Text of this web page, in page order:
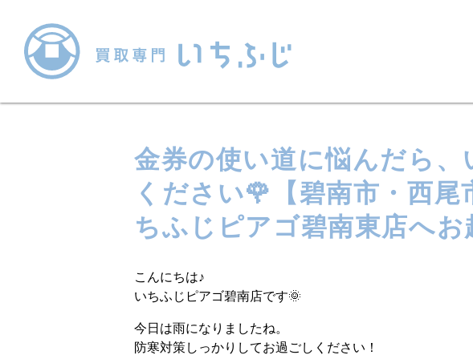
金券の使い道に悩んだら
ください🌹【碧南市・西
ちふじピアゴ碧南東店へお
こんにちは♪
いちふじピアゴ碧南店です🌞
今日は雨になりましたね。
防寒対策しっかりしてお過ごしください！